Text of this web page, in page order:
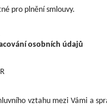
pro plnění smlouvy.
osobních údajů
vztahu mezi Vámi a